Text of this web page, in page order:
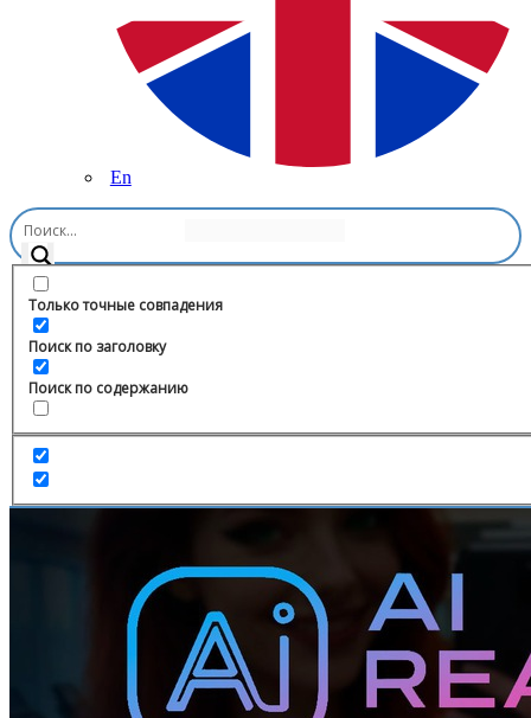
En
Только точные совпадения
Поиск по заголовку
Поиск по содержанию
Главная
драконов